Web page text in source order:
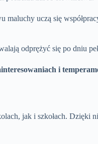
maluchy uczą się
odprężyć się po dniu
i
jak i szkołach. Dzięki